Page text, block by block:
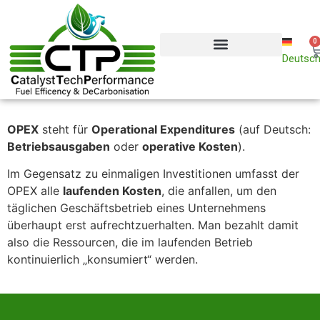
Deutsch
0
OPEX
OPEX steht für Operational Expenditures (auf Deutsch:
Betriebsausgaben oder operative Kosten).
Im Gegensatz zu einmaligen Investitionen umfasst der
OPEX alle laufenden Kosten, die anfallen, um den
täglichen Geschäftsbetrieb eines Unternehmens
überhaupt erst aufrechtzuerhalten. Man bezahlt damit
also die Ressourcen, die im laufenden Betrieb
kontinuierlich „konsumiert“ werden.